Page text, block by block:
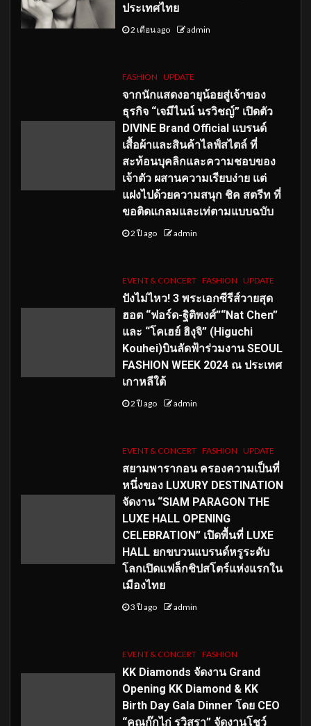
ประเทศไทย
2 เดือน ago admin
FASHION UPDATE
จากนักแสดงอายุน้อยสู่เจ้าของ
ธุรกิจ “เจมีไนน์ นรวิชญ์” เปิดตัว
DIVINE Brand Official แบรนด์
เสื้อผ้าและสินค้าไลฟ์สไตล์ ที่
สะท้อนบุคลิกและความชอบของ
เจ้าตัว ผสานความเรียบง่าย แต่
แฝงไปด้วยความสนุก ชิค สตรีท ที่
ขอติดแกลมและเท่ตามแบบฉบับ
2 ปี ago admin
EVENT & CONCERT FASHION UPDATE
ปังไม่ไหว! 3 พระเอกซีรีส์วายสุด
ฮอต “ฟอร์ด-ฐิติพงศ์”“Nat Chen”
และ “โคเฮย์ ฮิงุจิ” (Higuchi
Kouhei)บินลัดฟ้าร่วมงาน SEOUL
FASHION WEEK 2024 ณ ประเทศ
เกาหลีใต้
2 ปี ago admin
EVENT & CONCERT FASHION UPDATE
สยามพารากอน ครองความเป็นที่
หนึ่งของ LUXURY DESTINATION
จัดงาน “SIAM PARAGON THE
LUXE HALL OPENING
CELEBRATION” เปิดพื้นที่ LUXE
HALL ยกขบวนแบรนด์หรูระดับ
โลกเปิดแฟล็กชิปสโตร์แห่งแรกใน
เมืองไทย
3 ปี ago admin
EVENT & CONCERT FASHION
KK Diamonds จัดงาน Grand
Opening KK Diamond & KK
Birth Day Gala Dinner โดย CEO
“คุณกุ๊กไก่ รวิสรา” จัดงานโชว์